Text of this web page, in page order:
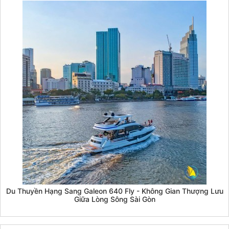
Du Thuyền Hạng Sang Galeon 640 Fly - Không Gian Thượng Lưu
Giữa Lòng Sông Sài Gòn